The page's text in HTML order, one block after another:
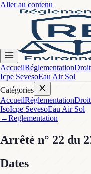
Aller au contenu
AccueilRéglementation
Icpe SevesoEau Air Sol
Catégories
AccueilRéglementation
IsoIcpe SevesoEau Air Sol
←Reglementation
Arrêté n° 22 du
Dates